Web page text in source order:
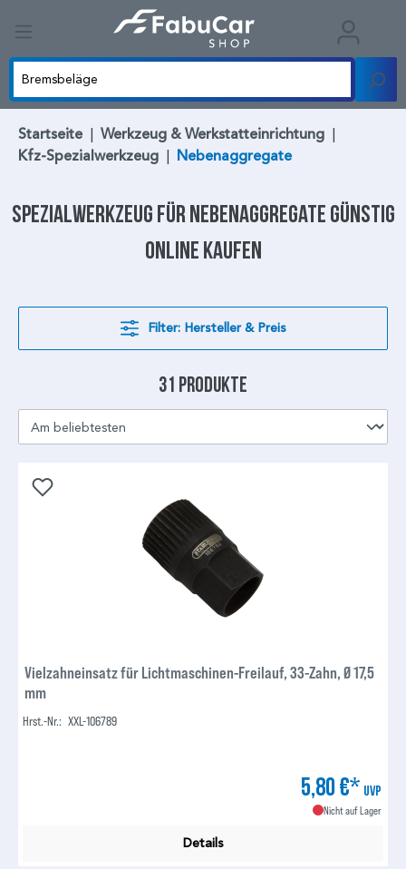
Startseite | Werkzeug & Werkstatteinrichtung |
Kfz-Spezialwerkzeug | Nebenaggregate
Spezialwerkzeug für Nebenaggregate günstig
online kaufen
Filter: Hersteller & Preis
31 Produkte
Vielzahneinsatz für Lichtmaschinen-Freilauf, 33-Zahn, Ø 17,5
mm
Hrst.-Nr.: XXL-106789
5,80 €* UVP
Nicht auf Lager
Details